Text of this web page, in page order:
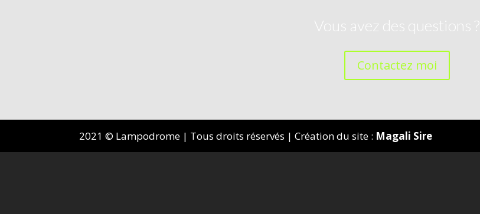
Vous avez des questions ?
Contactez moi
2021 © Lampodrome | Tous droits réservés | Création du site : Magali Sire